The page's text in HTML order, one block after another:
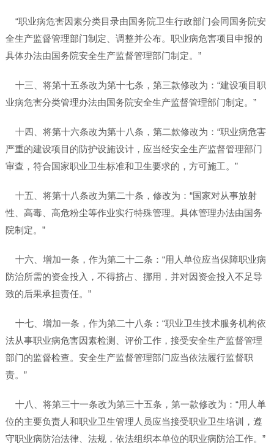
“职业病危害因素分类目录由国务院卫生行政部门会同国务院安
全生产监督管理部门制定、调整并公布。职业病危害项目申报的
具体办法由国务院安全生产监督管理部门制定。”
十三、将第十五条改为第十七条，第三款修改为：“建设项目职
业病危害分类管理办法由国务院安全生产监督管理部门制定。”
十四、将第十六条改为第十八条，第二款修改为：“职业病危害
严重的建设项目的防护设施设计，应当经安全生产监督管理部门
审查，符合国家职业卫生标准和卫生要求的，方可施工。”
十五、将第十八条改为第二十条，修改为：“国家对从事放射
性、高毒、高危粉尘等作业实行特殊管理。具体管理办法由国务
院制定。”
十六、增加一条，作为第二十二条：“用人单位应当保障职业病
防治所需的资金投入，不得挤占、挪用，并对因资金投入不足导
致的后果承担责任。”
十七、增加一条，作为第二十八条：“职业卫生技术服务机构依
法从事职业病危害因素检测、评价工作，接受安全生产监督管理
部门的监督检查。安全生产监督管理部门应当依法履行监督职
责。”
十八、将第三十一条改为第三十五条，第一款修改为：“用人单
位的主要负责人和职业卫生管理人员应当接受职业卫生培训，遵
守职业病防治法律、法规，依法组织本单位的职业病防治工作。”